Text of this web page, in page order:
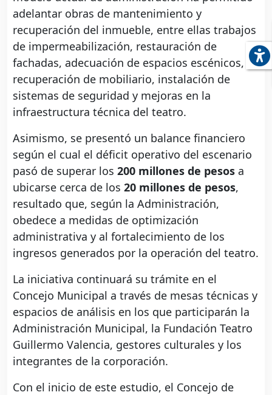
adelantar obras de mantenimiento y
recuperación del inmueble, entre ellas trabajos
de impermeabilización, restauración de
fachadas, adecuación de espacios escénicos,
recuperación de mobiliario, instalación de
sistemas de seguridad y mejoras en la
infraestructura técnica del teatro.
Asimismo, se presentó un balance financiero
según el cual el déficit operativo del escenario
pasó de superar los 200 millones de pesos a
ubicarse cerca de los 20 millones de pesos,
resultado que, según la Administración,
obedece a medidas de optimización
administrativa y al fortalecimiento de los
ingresos generados por la operación del teatro.
La iniciativa continuará su trámite en el
Concejo Municipal a través de mesas técnicas y
espacios de análisis en los que participarán la
Administración Municipal, la Fundación Teatro
Guillermo Valencia, gestores culturales y los
integrantes de la corporación.
Con el inicio de este estudio, el Concejo de